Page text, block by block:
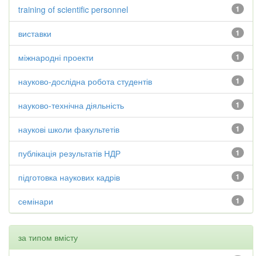
1
training of scientific personnel
1
виставки
1
міжнародні проекти
1
науково-дослідна робота студентів
1
науково-технічна діяльність
1
наукові школи факультетів
1
публікація результатів НДР
1
підготовка наукових кадрів
1
семінари
за типом вмісту